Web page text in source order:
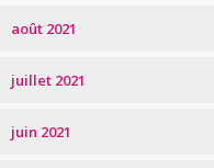
août 2021
juillet 2021
juin 2021